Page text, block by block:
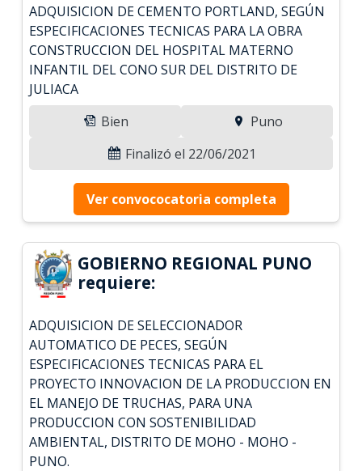
ADQUISICION DE CEMENTO PORTLAND, SEGÚN
ESPECIFICACIONES TECNICAS PARA LA OBRA
CONSTRUCCION DEL HOSPITAL MATERNO
INFANTIL DEL CONO SUR DEL DISTRITO DE
JULIACA
Bien
Puno
Finalizó el 22/06/2021
Ver convococatoria completa
GOBIERNO REGIONAL PUNO
requiere:
ADQUISICION DE SELECCIONADOR
AUTOMATICO DE PECES, SEGÚN
ESPECIFICACIONES TECNICAS PARA EL
PROYECTO INNOVACION DE LA PRODUCCION EN
EL MANEJO DE TRUCHAS, PARA UNA
PRODUCCION CON SOSTENIBILIDAD
AMBIENTAL, DISTRITO DE MOHO - MOHO -
PUNO.